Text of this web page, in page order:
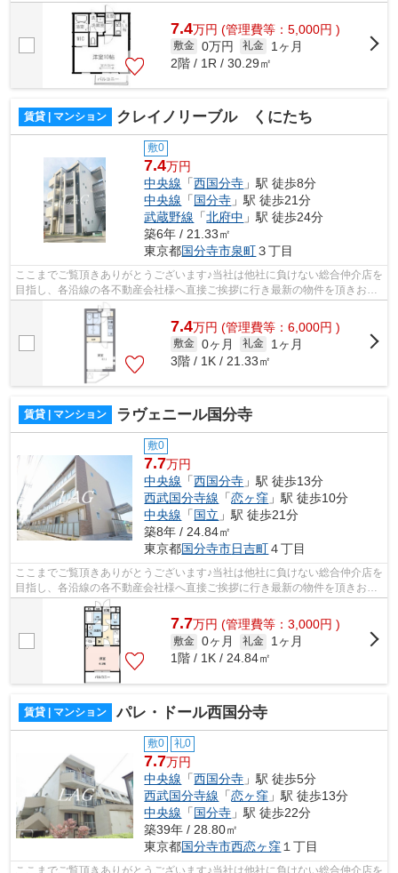
様へ提供しております！最新の情報は...
7.4万円 (管理費等：5,000円 )
敷金 0万円 礼金
1ヶ月
2階 / 1R / 30.29㎡
賃貸 | マンション クレイノリーブル くにたち
敷0
7.4万円
中央線 「西国分寺 」駅 徒歩8分
中央線 「国分寺 」駅 徒歩21分
武蔵野線 「北府中 」駅 徒歩24分
築6年 / 21.33㎡
東京都国分寺市泉町３丁目
ここまでご覧頂きありがとうございます♪当社は他社に負けない総合仲介店を
目指し、各沿線の各不動産会社様へ直接ご挨拶に行き最新の物件を頂きお客
様へ提供しております！最新の情報は...
7.4万円 (管理費等：6,000円 )
敷金 0ヶ月 礼金
1ヶ月
3階 / 1K / 21.33㎡
賃貸 | マンション ラヴェニール国分寺
敷0
7.7万円
中央線 「西国分寺 」駅 徒歩13分
西武国分寺線 「恋ヶ窪 」駅 徒歩10分
中央線 「国立 」駅 徒歩21分
築8年 / 24.84㎡
東京都国分寺市日吉町４丁目
ここまでご覧頂きありがとうございます♪当社は他社に負けない総合仲介店を
目指し、各沿線の各不動産会社様へ直接ご挨拶に行き最新の物件を頂きお客
様へ提供しております！最新の情報は...
7.7万円 (管理費等：3,000円 )
敷金 0ヶ月 礼金
1ヶ月
1階 / 1K / 24.84㎡
賃貸 | マンション パレ・ドール西国分寺
敷0 礼0
7.7万円
中央線 「西国分寺 」駅 徒歩5分
西武国分寺線 「恋ヶ窪 」駅 徒歩13分
中央線 「国分寺 」駅 徒歩22分
築39年 / 28.80㎡
東京都国分寺市西恋ヶ窪 １丁目
ここまでご覧頂きありがとうございます♪当社は他社に負けない総合仲介店を